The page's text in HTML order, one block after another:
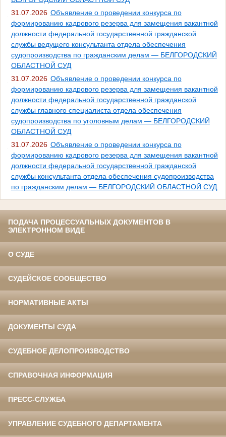
31.07.2026 Объявление о проведении конкурса по
формированию кадрового резерва для замещения вакантной
должности федеральной государственной гражданской
службы ведущего консультанта отдела обеспечения
судопроизводства по гражданским делам — БЕЛГОРОДСКИЙ
ОБЛАСТНОЙ СУД
31.07.2026 Объявление о проведении конкурса по
формированию кадрового резерва для замещения вакантной
должности федеральной государственной гражданской
службы главного специалиста отдела обеспечения
судопроизводства по уголовным делам — БЕЛГОРОДСКИЙ
ОБЛАСТНОЙ СУД
31.07.2026 Объявление о проведении конкурса по
формированию кадрового резерва для замещения вакантной
должности федеральной государственной гражданской
службы консультанта отдела обеспечения судопроизводства
по гражданским делам — БЕЛГОРОДСКИЙ ОБЛАСТНОЙ СУД
ПОДАЧА ПРОЦЕССУАЛЬНЫХ ДОКУМЕНТОВ В
ЭЛЕКТРОННОМ ВИДЕ
О СУДЕ
СУДЕЙСКОЕ СООБЩЕСТВО
НОРМАТИВНЫЕ АКТЫ
ДОКУМЕНТЫ СУДА
СУДЕБНОЕ ДЕЛОПРОИЗВОДСТВО
СПРАВОЧНАЯ ИНФОРМАЦИЯ
ПРЕСС-СЛУЖБА
УПРАВЛЕНИЕ СУДЕБНОГО ДЕПАРТАМЕНТА